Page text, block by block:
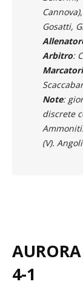
Gosatti,
Arbitro:
Marcatori
Note:
discrete
(V).
4-1